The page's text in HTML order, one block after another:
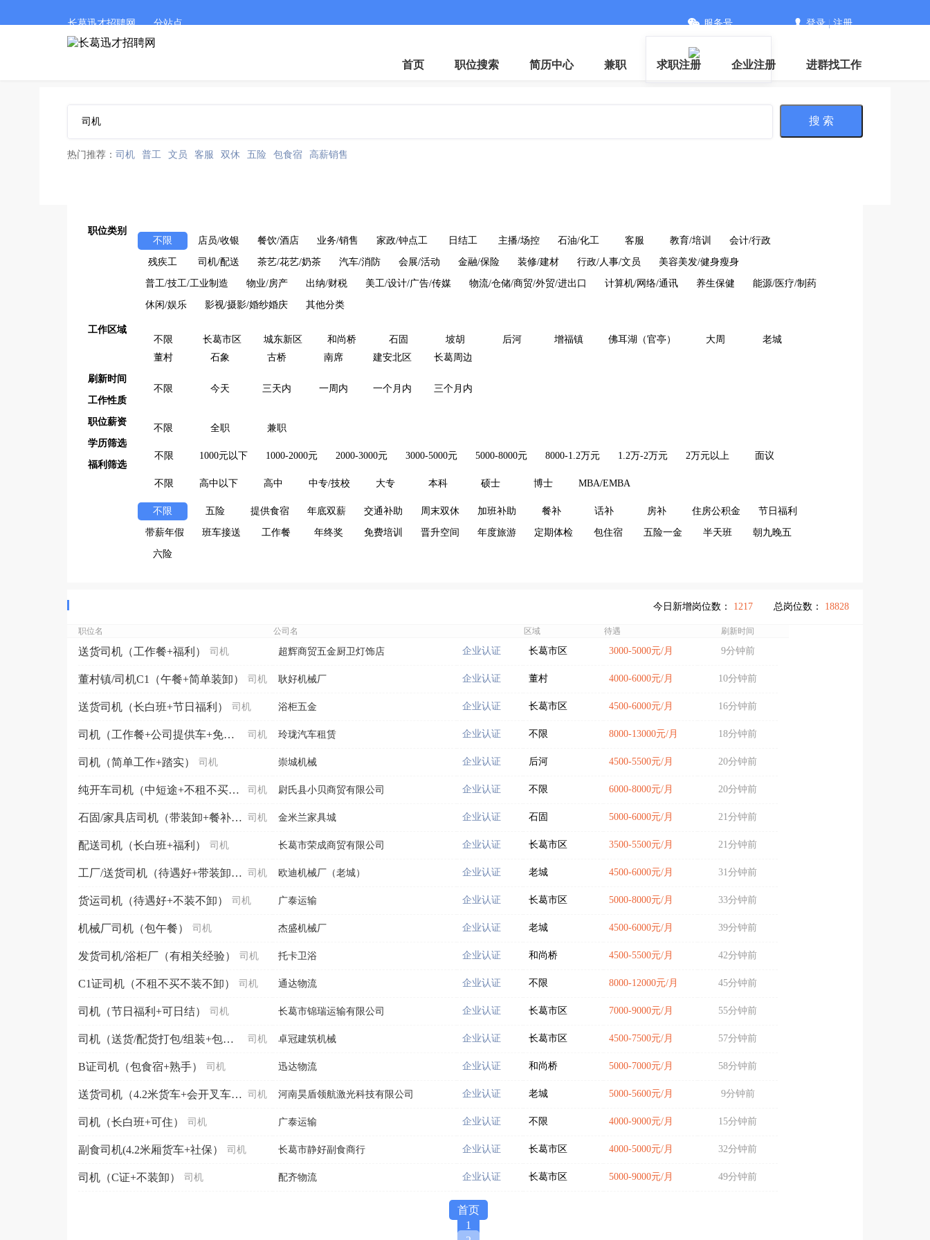
长葛迅才招聘网 分站点 服务号 登录|注册
首页 职位搜索 简历中心 兼职 求职注册 企业注册 进群找工作
搜 索
热门推荐： 司机 普工 文员 客服 双休 五险 包食宿 高薪销售
职位类别
不限
店员/收银 餐饮/酒店 业务/销售 家政/钟点工 日结工 主播/场控 石油/化工 客服 教育/培训 会计/行政
残疾工 司机/配送 茶艺/花艺/奶茶 汽车/消防 会展/活动 金融/保险 装修/建材 行政/人事/文员 美容美发/健身瘦身
普工/技工/工业制造 物业/房产 出纳/财税 美工/设计/广告/传媒 物流/仓储/商贸/外贸/进出口 计算机/网络/通讯 养生保健 能源/医疗/制药
休闲/娱乐 影视/摄影/婚纱婚庆 其他分类
工作区域
不限
长葛市区 城东新区 和尚桥 石固 坡胡 后河 增福镇 佛耳湖（官亭） 大周
老城
董村
石象 古桥 南席 建安北区 长葛周边
刷新时间
不限
今天 三天内 一周内 一个月内
三个月内
工作性质
不限 全职 兼职
职位薪资
不限 1000元以下 1000-2000元 2000-3000元 3000-5000元 5000-8000元 8000-1.2万元 1.2万-2万元 2万元以上 面议
学历筛选
不限 高中以下 高中 中专/技校 大专 本科 硕士 博士 MBA/EMBA
福利筛选
不限 五险 提供食宿 年底双薪 交通补助 周末双休 加班补助 餐补 话补 房补 住房公积金 节日福利
带薪年假 班车接送 工作餐 年终奖 免费培训 晋升空间 年度旅游 定期体检 包住宿 五险一金 半天班 朝九晚五
六险
总岗位数： 18828
今日新增岗位数： 1217
职位名 公司名 区域 待遇 刷新时间
送货司机（工作餐+福利） 司机 超辉商贸五金厨卫灯饰店 企业认证 长葛市区 3000-5000元/月 9分钟前
董村镇/司机C1（午餐+简单装卸） 司机 耿好机械厂 企业认证 董村 4000-6000元/月 10分钟前
送货司机（长白班+节日福利） 司机 浴柜五金 企业认证 长葛市区 4500-6000元/月 16分钟前
司机（工作餐+公司提供车+免费充电） 司机 玲珑汽车租赁 企业认证 不限 8000-13000元/月 18分钟前
司机（简单工作+踏实） 司机 崇城机械 企业认证 后河 4500-5500元/月 20分钟前
纯开车司机（中短途+不租不买无押金+就近安排） 司机 尉氏县小贝商贸有限公司 企业认证 不限 6000-8000元/月 20分钟前
石固/家具店司机（带装卸+餐补+福利） 司机 金米兰家具城 企业认证 石固 5000-6000元/月 21分钟前
配送司机（长白班+福利） 司机 长葛市荣成商贸有限公司 企业认证 长葛市区 3500-5500元/月 21分钟前
工厂/送货司机（待遇好+带装卸+短期勿扰） 司机 欧迪机械厂（老城） 企业认证 老城 4500-6000元/月 31分钟前
货运司机（待遇好+不装不卸） 司机 广泰运输 企业认证 长葛市区 5000-8000元/月 33分钟前
机械厂司机（包午餐） 司机 杰盛机械厂 企业认证 老城 4500-6000元/月 39分钟前
发货司机/浴柜厂（有相关经验） 司机 托卡卫浴 企业认证 和尚桥 4500-5500元/月 42分钟前
C1证司机（不租不买不装不卸） 司机 通达物流 企业认证 不限 8000-12000元/月 45分钟前
司机（节日福利+可日结） 司机 长葛市锦瑞运输有限公司 企业认证 长葛市区 7000-9000元/月 55分钟前
司机（送货/配货打包/组装+包午餐） 司机 卓冠建筑机械 企业认证 长葛市区 4500-7500元/月 57分钟前
B证司机（包食宿+熟手） 司机 迅达物流 企业认证 和尚桥 5000-7000元/月 58分钟前
送货司机（4.2米货车+会开叉车+包午餐） 司机 河南昊盾领航激光科技有限公司 企业认证 老城 5000-5600元/月 9分钟前
司机（长白班+可住） 司机 广泰运输 企业认证 不限 4000-9000元/月 15分钟前
副食司机(4.2米厢货车+社保） 司机 长葛市静好副食商行 企业认证 长葛市区 4000-5000元/月 32分钟前
司机（C证+不装卸） 司机 配齐物流 企业认证 长葛市区 5000-9000元/月 49分钟前
首页
1